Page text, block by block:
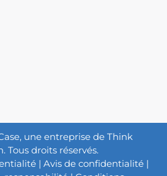
une entreprise de Think
Tous droits réservés.
| Avis de confidentialité |